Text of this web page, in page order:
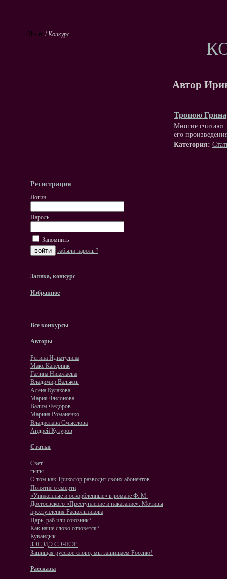
Olrs.ru /Конкурс
Регистрация
Логин
Пароль
Запомнить
забыли пароль ?
Заявка, конкурс
Избранное
Все конкурсы
Авторы
Регина Идиатулина
Макс Каперник
Галина Николаева
Владимир Вальков
Алена Кулакова
Мария Филонова
Вадим Федоров
Марина Романенко
Владислава Смыслова
Андрей Кутуров
Статьи
Свет
гыгы
О том как Триколор разводит своих абонентов
Понятие о смерти
«Униженные и оскорблённые» в романе Ф. М.
Достоевского «Преступление и наказание». Мотивы
преступления Раскольникова
Царь, раб или союзник?
Как наше слово отзовется?
Кувандык
ЗЭГЭДЭ СЭЧЕЭР
Защищая русское слово, мы защищаем Россию!
Рассказы
Автор
Тропою Грина
Многие считают
его
Категория: